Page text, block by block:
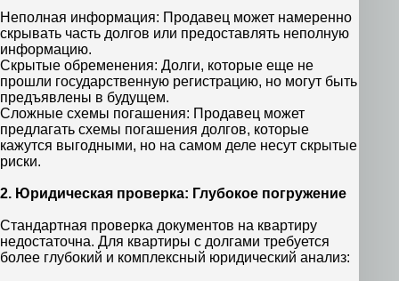
Неполная информация: Продавец может намеренно
скрывать часть долгов или предоставлять неполную
информацию.
Скрытые обременения: Долги, которые еще не
прошли государственную регистрацию, но могут быть
предъявлены в будущем.
Сложные схемы погашения: Продавец может
предлагать схемы погашения долгов, которые
кажутся выгодными, но на самом деле несут скрытые
риски.
2. Юридическая проверка: Глубокое погружение
Стандартная проверка документов на квартиру
недостаточна. Для квартиры с долгами требуется
более глубокий и комплексный юридический анализ: